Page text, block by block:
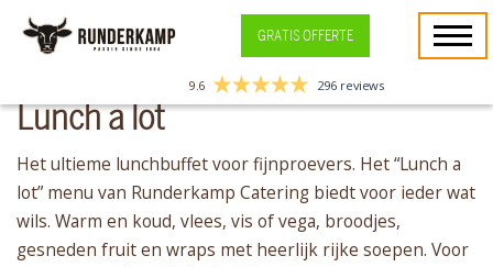
GRATIS OFFERTE
9.6 296 reviews
Lunch a lot
Het ultieme lunchbuffet voor fijnproevers. Het “Lunch a
lot” menu van Runderkamp Catering biedt voor ieder wat
wils. Warm en koud, vlees, vis of vega, broodjes,
gesneden fruit en wraps met heerlijk rijke soepen. Voor